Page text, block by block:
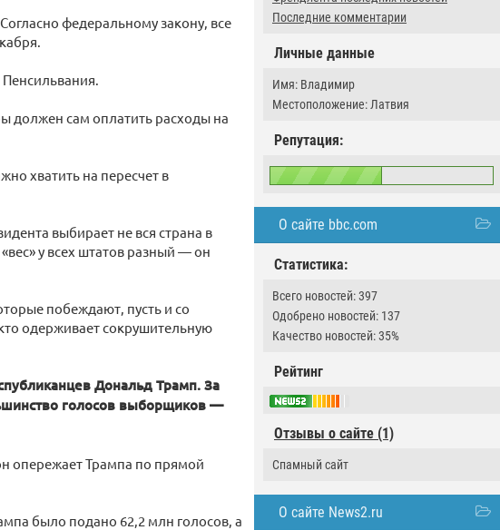
Последние комментарии
Личные данные
Имя: Владимир
Местоположение: Латвия
Репутация:
О сайте bbc.com
Статистика:
Всего новостей: 397
Одобрено новостей: 137
Качество новостей: 35%
Рейтинг
Отзывы о сайте (1)
Спамный сайт
О сайте News2.ru
федеральному закону, все
Пенсильвания.
должен сам оплатить расходы на
хватить на пересчет в
выбирает не вся страна в
у всех штатов разный — он
побеждают, пусть и со
одерживает сокрушительную
Дональд Трамп. За
голосов выборщиков —
опережает Трампа по прямой
было подано 62,2 млн голосов, а